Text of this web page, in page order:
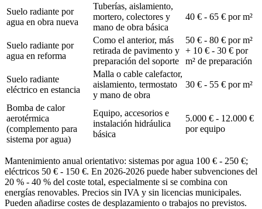
Suelo radiante por
agua en obra nueva
Tuberías, aislamiento,
mortero, colectores y
mano de obra básica
40 € - 65 € por m²
Suelo radiante por
agua en reforma
Como el anterior, más
retirada de pavimento y
preparación del soporte
50 € - 80 € por m²
+ 10 € - 30 € por
m² de preparación
Suelo radiante
eléctrico en estancia
Malla o cable calefactor,
aislamiento, termostato
y mano de obra
30 € - 55 € por m²
Bomba de calor
aerotérmica
(complemento para
sistema por agua)
Equipo, accesorios e
instalación hidráulica
básica
5.000 € - 12.000 €
por equipo
Mantenimiento anual orientativo: sistemas por agua 100 € - 250 €;
eléctricos 50 € - 150 €. En 2026-2026 puede haber subvenciones del
20 % - 40 % del coste total, especialmente si se combina con
energías renovables. Precios sin IVA y sin licencias municipales.
Pueden añadirse costes de desplazamiento o trabajos no previstos.